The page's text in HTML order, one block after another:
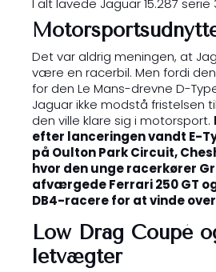
I alt lavede Jaguar 15.287 serie
Det var aldrig meningen, at
være en racerbil. Men fordi
for den Le Mans-drevne D-
Jaguar ikke modstå fristelsen
den ville klare sig i motorsport.
efter lanceringen vandt E-
på Oulton Park Circuit,
hvor den unge racerkører
afværgede Ferrari 250 GT
DB4-racere for at vinde
Low Drag Coupé
letvægter